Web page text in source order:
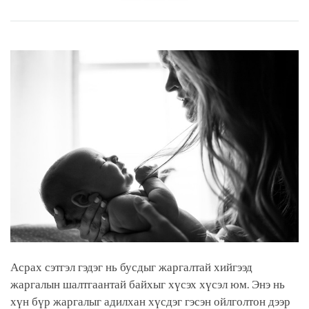
on
Асрах сэтгэл гэдэг нь бусдыг жаргалтай хийгээд
жаргалын шалтгаантай байхыг хүсэх хүсэл юм. Энэ нь
хүн бүр жаргалыг адилхан хүсдэг гэсэн ойлголтон дээр